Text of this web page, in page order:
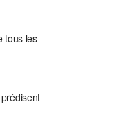
tous les